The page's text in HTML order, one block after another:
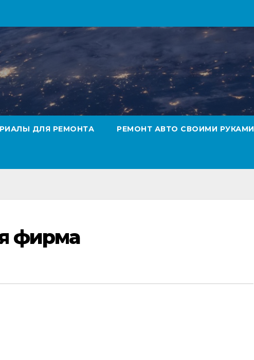
ДЛЯ РЕМОНТА РЕМОНТ АВТО СВОИМИ РУКАМИ
фирма